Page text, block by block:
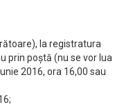
la registratura
prin poștă (nu se vor lua
2016, ora 16,00 sau